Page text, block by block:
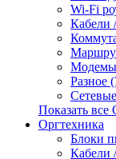
Wi-Fi
Кабели
Модемы
Разное
Показать все
Оргтехника
Блоки
Кабели